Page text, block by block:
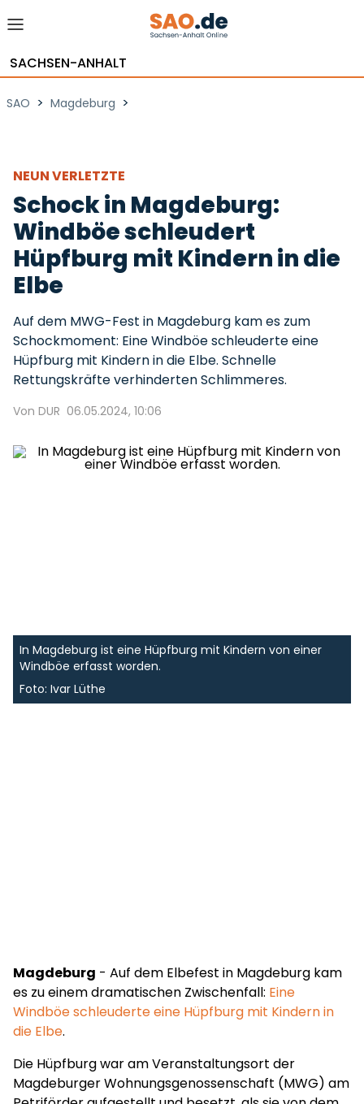
SACHSEN-ANHALT
SAO > Magdeburg >
NEUN VERLETZTE
Schock in Magdeburg:
Windböe schleudert
Hüpfburg mit Kindern in die
Elbe
Auf dem MWG-Fest in Magdeburg kam es zum
Schockmoment: Eine Windböe schleuderte eine
Hüpfburg mit Kindern in die Elbe. Schnelle
Rettungskräfte verhinderten Schlimmeres.
Von DUR 06.05.2024, 10:06
In Magdeburg ist eine Hüpfburg mit Kindern von einer
Windböe erfasst worden.
Foto: Ivar Lüthe
Magdeburg - Auf dem Elbefest in Magdeburg kam
es zu einem dramatischen Zwischenfall: Eine
Windböe schleuderte eine Hüpfburg mit Kindern in
die Elbe.
Die Hüpfburg war am Veranstaltungsort der
Magdeburger Wohnungsgenossenschaft (MWG) am